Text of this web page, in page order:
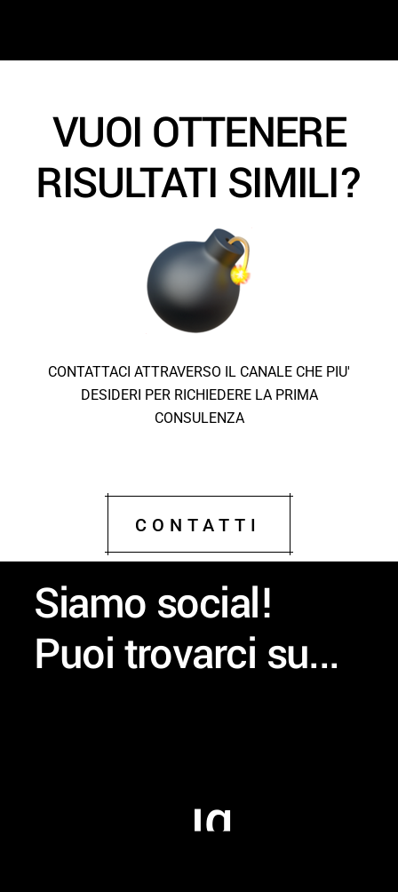
VUOI OTTENERE
RISULTATI SIMILI?
CONTATTACI ATTRAVERSO IL CANALE CHE PIU'
DESIDERI PER RICHIEDERE LA PRIMA
CONSULENZA
CONTATTI
Siamo social!
Puoi trovarci su...
ig
ig